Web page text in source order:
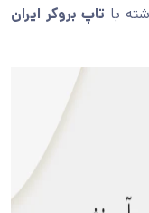
با تاپ بروکر ایران